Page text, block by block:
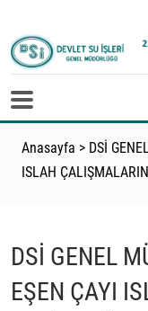
Anasayfa > DSİ
ISLAH
DSİ GENEL
EŞEN ÇAYI